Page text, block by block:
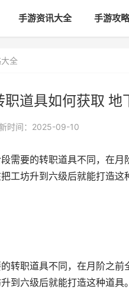
手游资讯大全 手游攻
全
职道具如何获取
时间：2025-09-10
需要的转职道具不同，在
工坊升到六级后就能打造
转职道具不同，在月阶之
到六级后就能打造这种道